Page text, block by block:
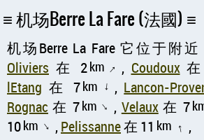
机场Berre La Fare (法國)
机场Berre La Fare 它位于附
Oliviers 在 2km ↑ , Coudoux
lEtang 在 7km ↑ , Lancon-
Rognac 在 7km ↑ , Velaux在 7
10km ↑ ,Pelissanne在 11 km ↑ ,